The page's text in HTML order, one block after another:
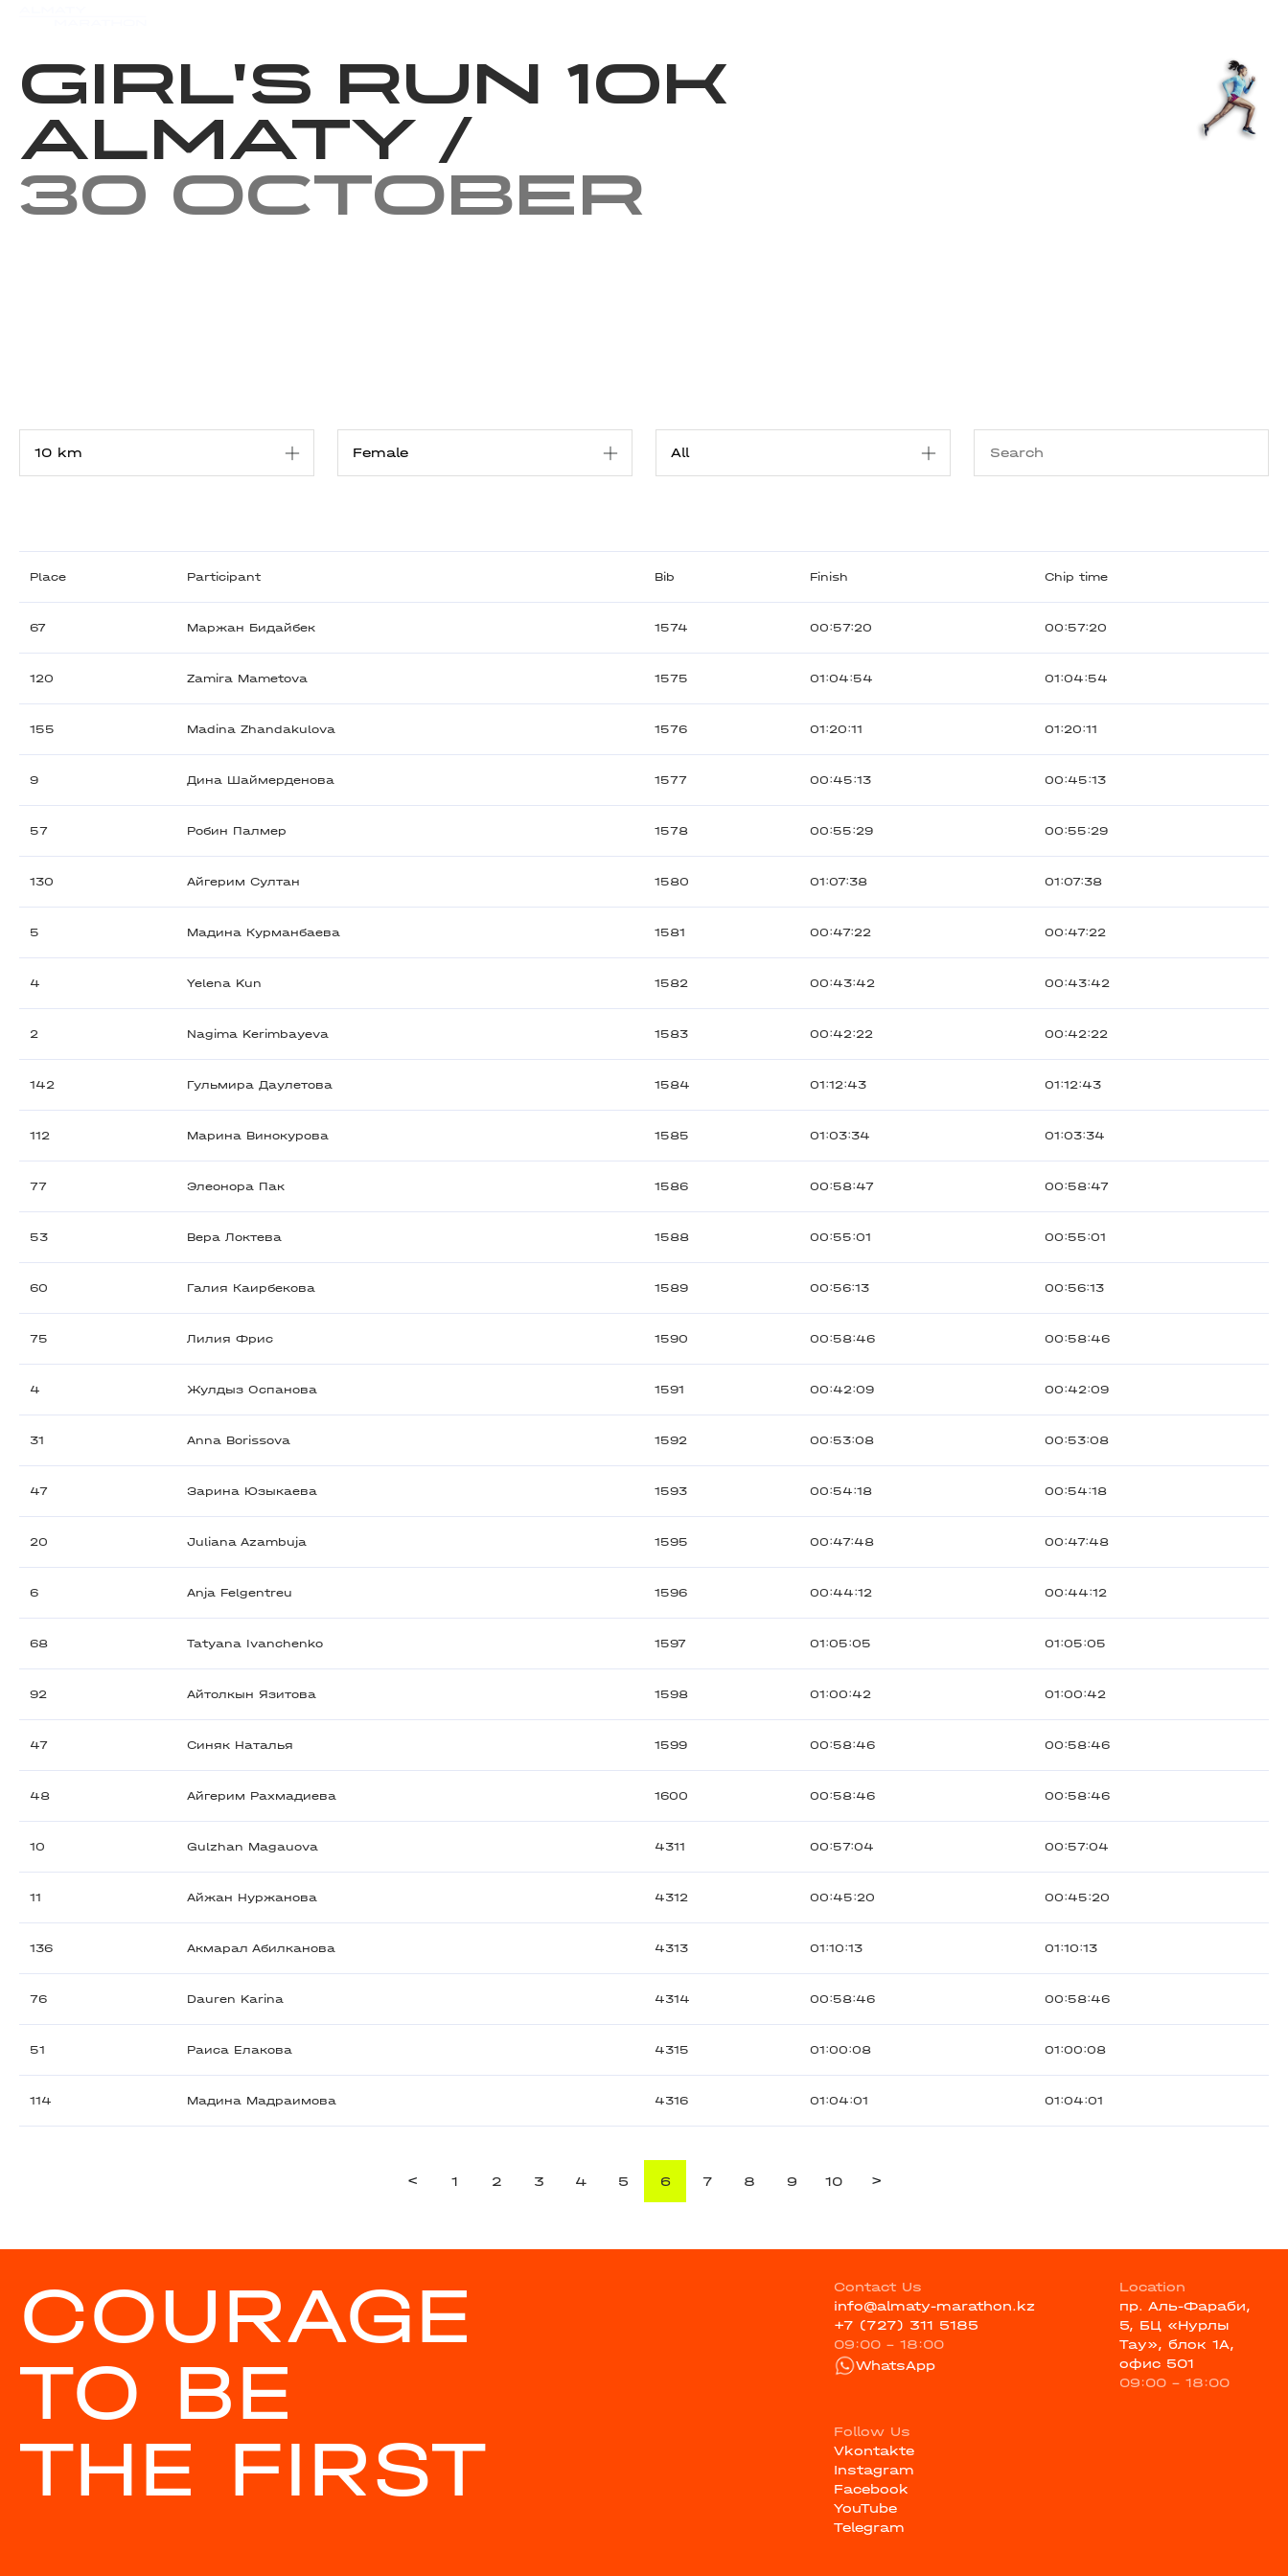
Girl's Run 10k
Almaty /
30 October
Place Participant Bib Finish Chip time
67 Маржан Бидайбек 1574 00:57:20 00:57:20
120 Zamira Mametova 1575 01:04:54 01:04:54
155 Madina Zhandakulova 1576 01:20:11 01:20:11
9 Дина Шаймерденова 1577 00:45:13 00:45:13
57 Робин Палмер 1578 00:55:29 00:55:29
130 Айгерим Султан 1580 01:07:38 01:07:38
5 Мадина Курманбаева 1581 00:47:22 00:47:22
4 Yelena Kun 1582 00:43:42 00:43:42
2 Nagima Kerimbayeva 1583 00:42:22 00:42:22
142 Гульмира Даулетова 1584 01:12:43 01:12:43
112 Марина Винокурова 1585 01:03:34 01:03:34
77 Элеонора Пак 1586 00:58:47 00:58:47
53 Вера Локтева 1588 00:55:01 00:55:01
60 Галия Каирбекова 1589 00:56:13 00:56:13
75 Лилия Фрис 1590 00:58:46 00:58:46
4 Жулдыз Оспанова 1591 00:42:09 00:42:09
31 Anna Borissova 1592 00:53:08 00:53:08
47 Зарина Юзыкаева 1593 00:54:18 00:54:18
20 Juliana Azambuja 1595 00:47:48 00:47:48
6 Anja Felgentreu 1596 00:44:12 00:44:12
68 Tatyana Ivanchenko 1597 01:05:05 01:05:05
92 Айтолкын Язитова 1598 01:00:42 01:00:42
47 Синяк Наталья 1599 00:58:46 00:58:46
48 Айгерим Рахмадиева 1600 00:58:46 00:58:46
10 Gulzhan Magauova 4311 00:57:04 00:57:04
11 Айжан Нуржанова 4312 00:45:20 00:45:20
136 Акмарал Абилканова 4313 01:10:13 01:10:13
76 Dauren Karina 4314 00:58:46 00:58:46
51 Раиса Елакова 4315 01:00:08 01:00:08
114 Мадина Мадраимова 4316 01:04:01 01:04:01
< 1 2 3 4 5 6 7 8 9 10 >
COURAGE
TO BE
THE FIRST
Contact Us
info@almaty-marathon.kz
+7 (727) 311 5185
09:00 - 18:00
WhatsApp
Location
пр. Аль-Фараби,
5, БЦ «Нурлы
Тау», блок 1А,
офис 501
09:00 - 18:00
Follow Us
Vkontakte
Instagram
Facebook
YouTube
Telegram